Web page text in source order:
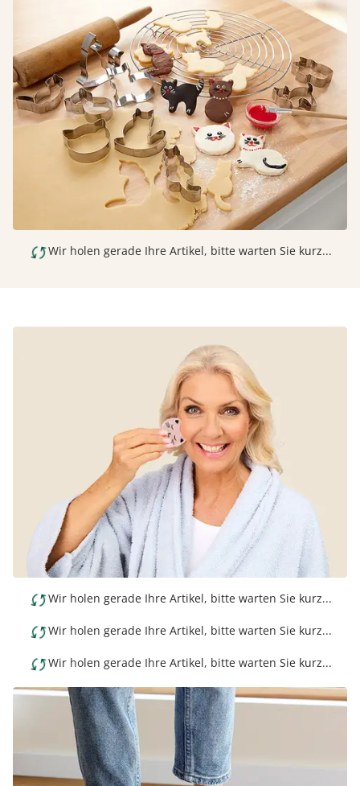
Wir holen gerade Ihre Artikel, bitte warten Sie kurz...
Wir holen gerade Ihre Artikel, bitte warten Sie kurz...
Wir holen gerade Ihre Artikel, bitte warten Sie kurz...
Wir holen gerade Ihre Artikel, bitte warten Sie kurz...